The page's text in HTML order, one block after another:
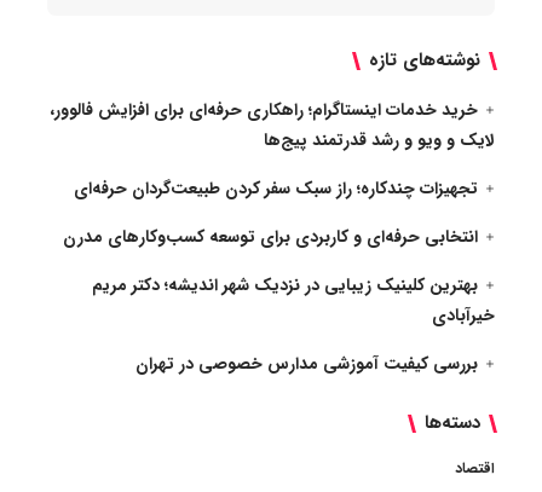
نوشته‌های تازه
خرید خدمات اینستاگرام؛ راهکاری حرفه‌ای برای افزایش فالوور،
لایک و ویو و رشد قدرتمند پیج‌ها
تجهیزات چندکاره؛ راز سبک سفر کردن طبیعت‌گردان حرفه‌ای
انتخابی حرفه‌ای و کاربردی برای توسعه کسب‌وکارهای مدرن
بهترین کلینیک زیبایی در نزدیک شهر اندیشه؛ دکتر مریم
خیرآبادی
بررسی کیفیت آموزشی مدارس خصوصی در تهران
دسته‌ها
اقتصاد